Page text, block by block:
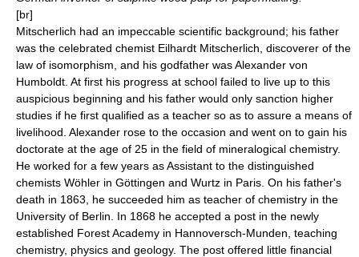
[br]
Mitscherlich had an impeccable scientific background; his father
was the celebrated chemist Eilhardt Mitscherlich, discoverer of the
law of isomorphism, and his godfather was Alexander von
Humboldt. At first his progress at school failed to live up to this
auspicious beginning and his father would only sanction higher
studies if he first qualified as a teacher so as to assure a means of
livelihood. Alexander rose to the occasion and went on to gain his
doctorate at the age of 25 in the field of mineralogical chemistry.
He worked for a few years as Assistant to the distinguished
chemists Wöhler in Göttingen and Wurtz in Paris. On his father's
death in 1863, he succeeded him as teacher of chemistry in the
University of Berlin. In 1868 he accepted a post in the newly
established Forest Academy in Hannoversch-Munden, teaching
chemistry, physics and geology. The post offered little financial